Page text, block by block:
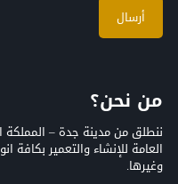
من نحن؟
ننطلق من مدينة جدة – المملكة
العامة للإنشاء والتعمير بكافة
وغيرها.